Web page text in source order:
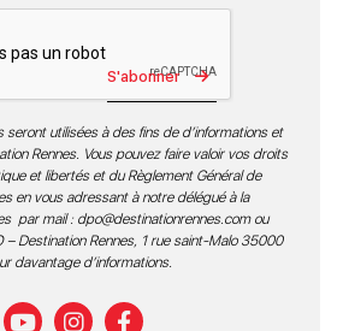
S'abonner
seront utilisées à des fins de d’informations et
Rennes. Vous pouvez faire valoir vos droits
et libertés et du Règlement Général de
en vous adressant à notre délégué à la
par mail : dpo@destinationrennes.comou
– Destination Rennes, 1 rue saint-Malo 35000
davantage d’informations.